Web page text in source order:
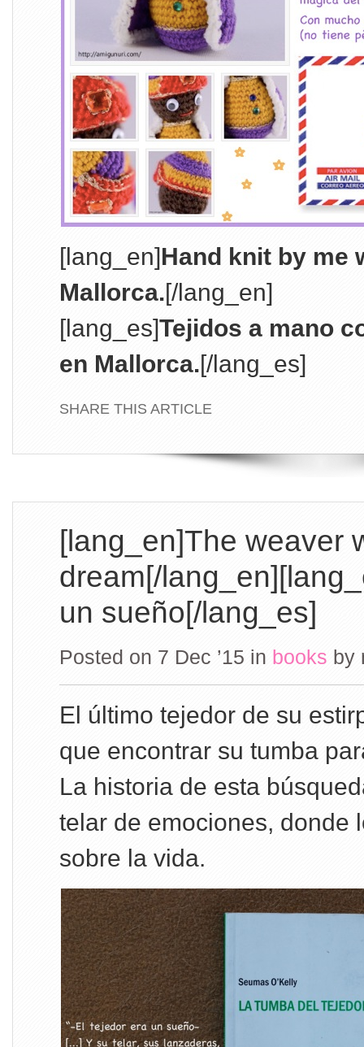
[lang_en]Hand knit by me
Mallorca.[/lang_en]
[lang_es]Tejidos a mano
en Mallorca.[/lang_es]
SHARE THIS ARTICLE
[lang_en]The weaver
dream[/
un sueño[/lang_es]
Posted on 7 Dec ’15 in books by
El último tejedor de su
que encontrar su tumba
La historia de esta
telar de emociones, donde
sobre la vida.